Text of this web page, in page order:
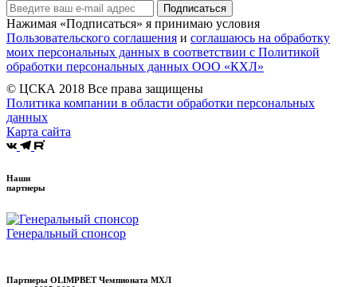
Подписаться
Нажимая «Подписаться» я принимаю условия
Пользовательского соглашения и соглашаюсь на обработку
моих персональных данных в соответствии с Политикой
обработки персональных данных ООО «КХЛ»
© ЦСКА 2018 Все права защищены
Политика компании в области обработки персональных
данных
Карта сайта
Наши
партнеры
Генеральный спонсор
Партнеры OLIMPBET Чемпионата МХЛ